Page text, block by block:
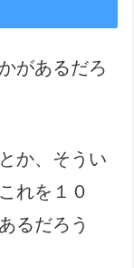
があるだろ
か、そうい
れを１０
るだろう